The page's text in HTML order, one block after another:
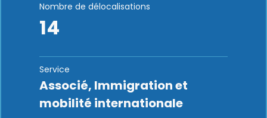
Nombre de délocalisations
14
Service
Associé, Immigration et
mobilité internationale